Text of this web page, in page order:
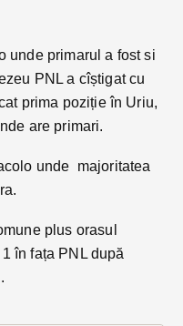
unde primarul a fost si
PNL a cîștigat cu
prima poziție în Uriu,
are primari.
unde majoritatea
plus orasul
în fața PNL după